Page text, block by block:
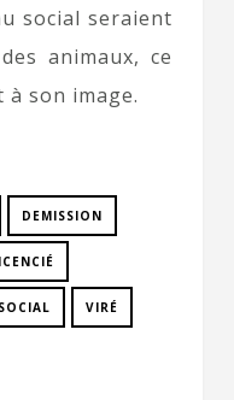
social seraient
animaux, ce
son image.
DEMISSION
VIRÉ